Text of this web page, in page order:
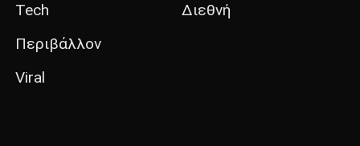
Tech
Περιβάλλον
Viral
Διεθνή